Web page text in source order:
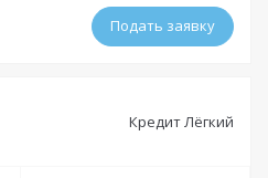
Подать заявку
Кредит Лёгкий